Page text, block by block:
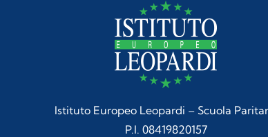
Istituto Europeo Leopardi – Scuola
P.I. 08419820157